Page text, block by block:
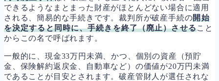
できるようなまとまった財産がほとんどない場合に適用
される、簡易的な手続きです。裁判所が破産手続の開始
を決定すると同時に、手続きを終了（廃止）させること
からこの名で呼ばれます。
一般的に、現金33万円未満、かつ、個別の資産（預貯
金、保険解約返戻金、自動車など）の価値が20万円未満
であることが目安とされます。破産管財人が選任されな